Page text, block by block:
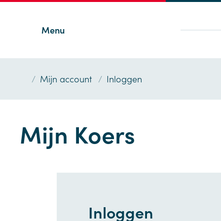
Menu
/ Mijn account / Inloggen
Mijn Koers
Inloggen